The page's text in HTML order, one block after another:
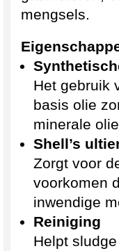
mengsels.
Het gebruik
basis olie
minerale
Shell’s
Zorgt voor
voorkomen
inwendige
Reiniging
Helpt